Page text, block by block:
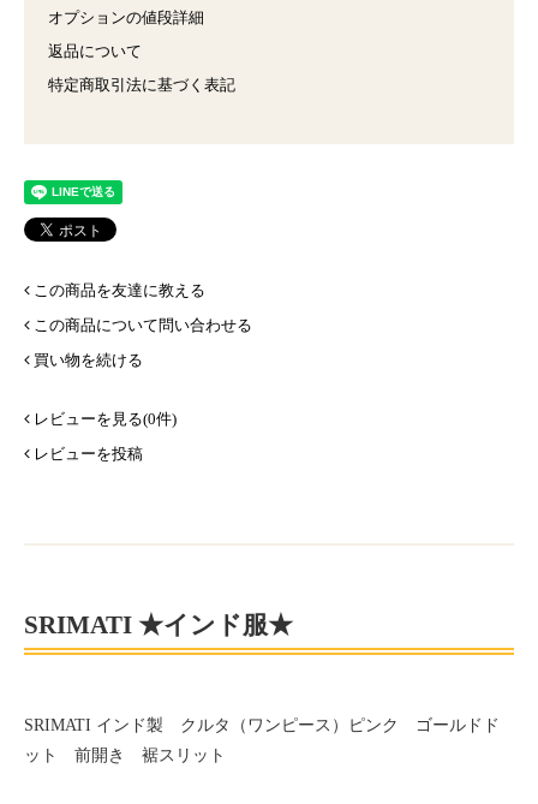
オプションの値段詳細
返品について
特定商取引法に基づく表記
この商品を友達に教える
この商品について問い合わせる
買い物を続ける
レビューを見る(0件)
レビューを投稿
SRIMATI ★インド服★
SRIMATI インド製 クルタ（ワンピース）ピンク ゴールドド
ット 前開き 裾スリット